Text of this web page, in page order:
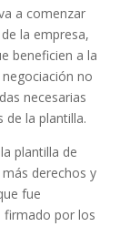
a comenzar
la empresa,
beneficien a la
no
necesarias
de la plantilla.
plantilla de
derechos y
fue
firmado por los